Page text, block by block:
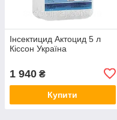
Інсектицид Актоцид 5 л
Кіссон Україна
1 940 ₴
Купити